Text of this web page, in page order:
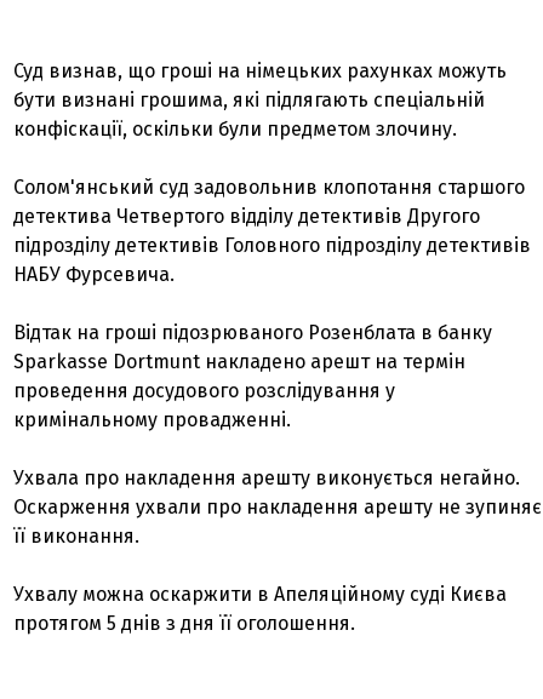
Суд визнав, що гроші на німецьких рахунках можуть
бути визнані грошима, які підлягають спеціальній
конфіскації, оскільки були предметом злочину.
Солом'янський суд задовольнив клопотання старшого
детектива Четвертого відділу детективів Другого
підрозділу детективів Головного підрозділу детективів
НАБУ Фурсевича.
Відтак на гроші підозрюваного Розенблата в банку
Sparkasse Dortmunt накладено арешт на термін
проведення досудового розслідування у
кримінальному провадженні.
Ухвала про накладення арешту виконується негайно.
Оскарження ухвали про накладення арешту не зупиняє
її виконання.
Ухвалу можна оскаржити в Апеляційному суді Києва
протягом 5 днів з дня її оголошення.